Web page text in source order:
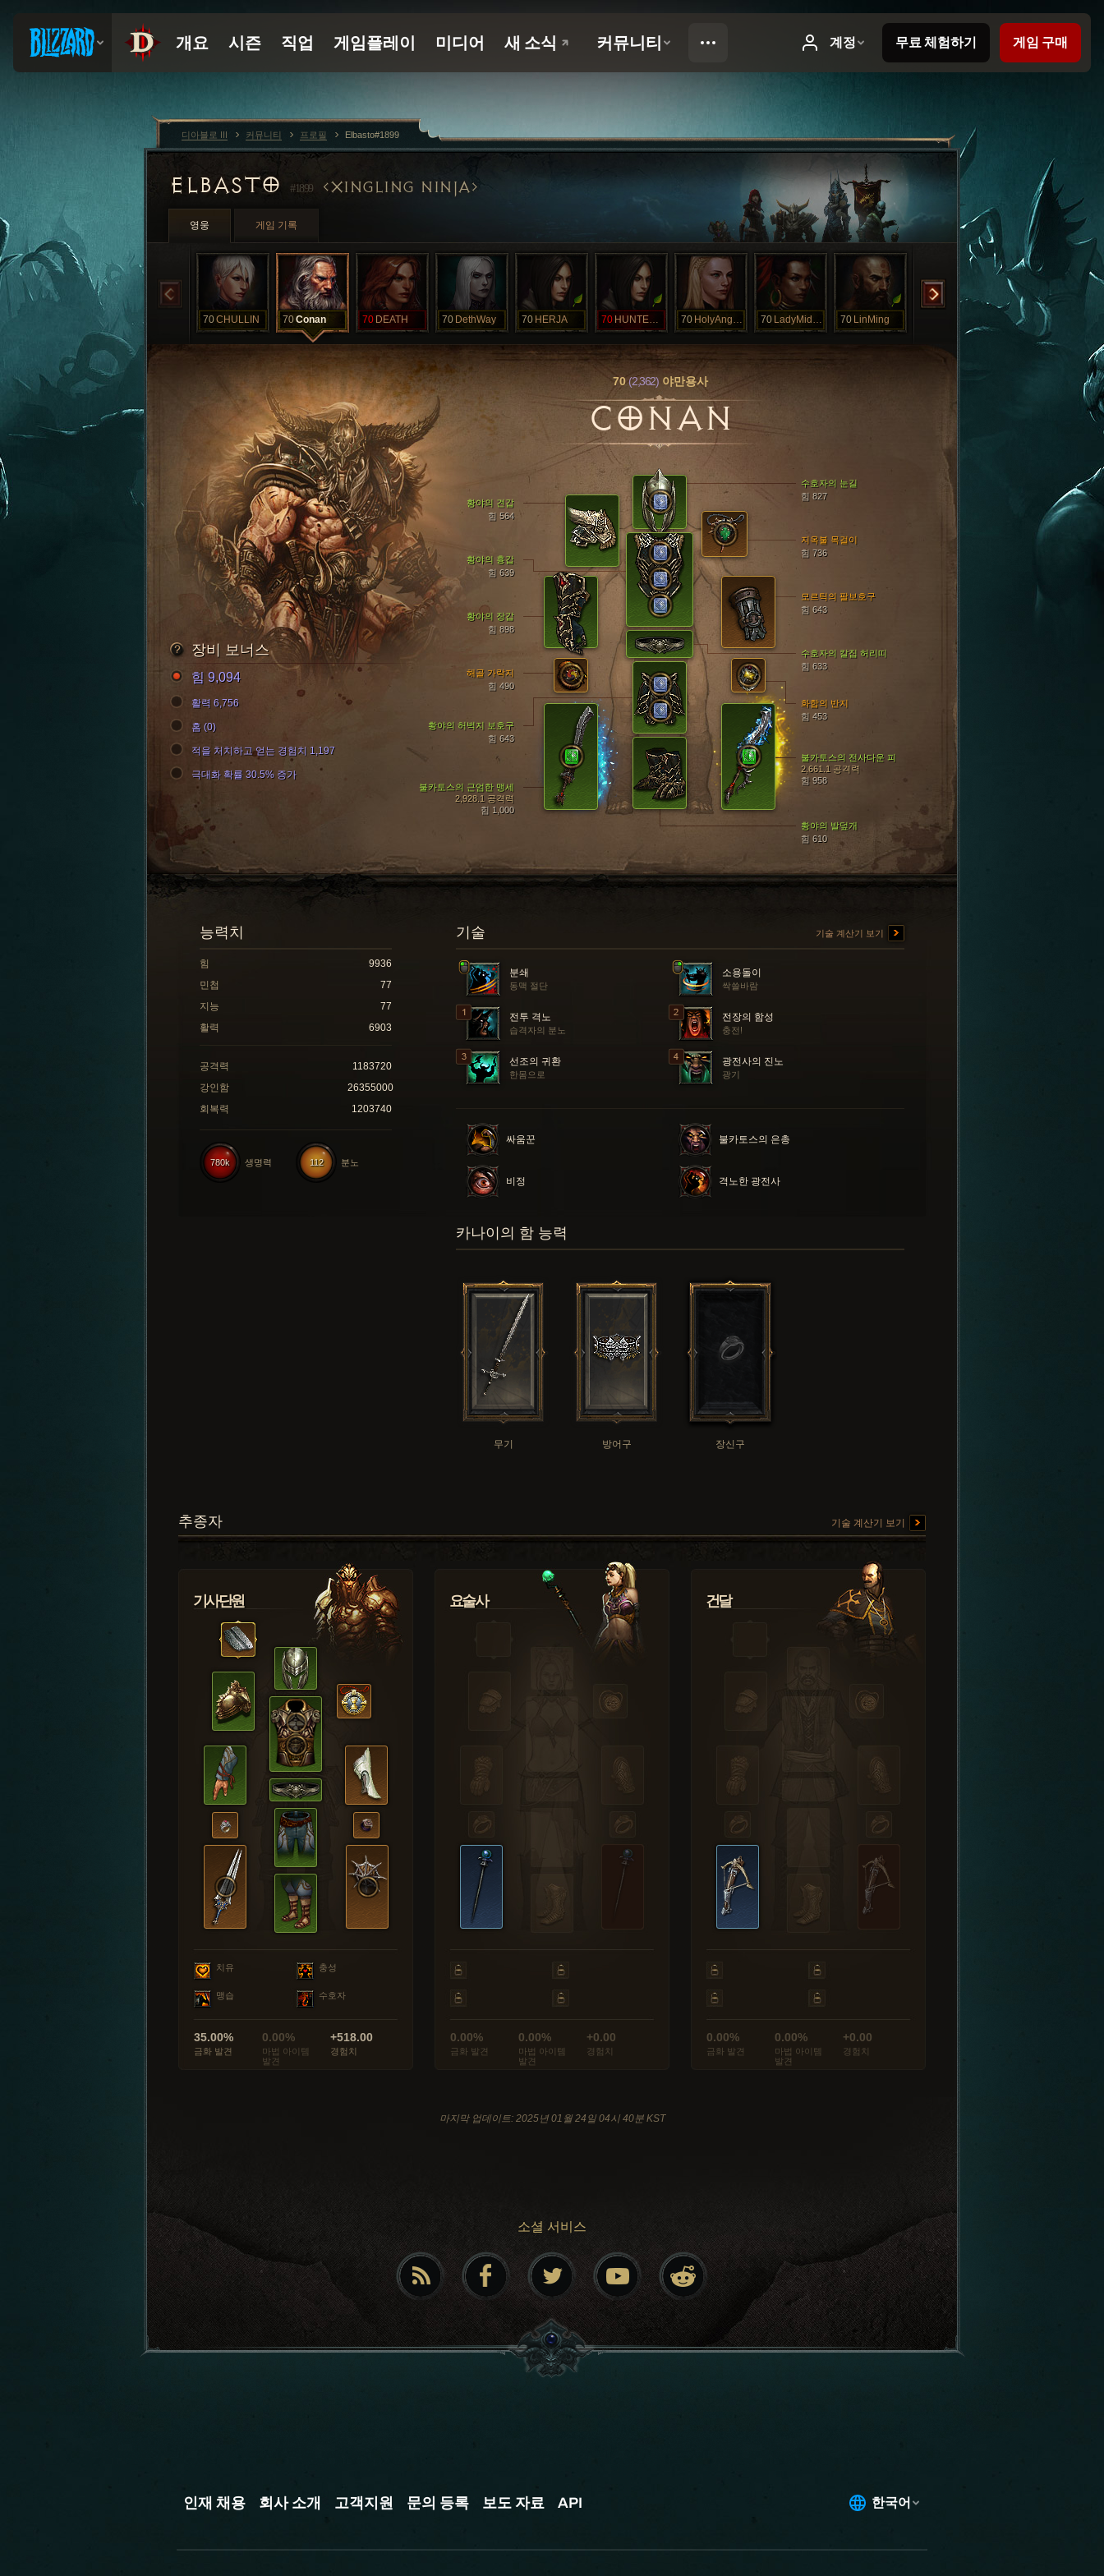
ELBASTO #1899 XINGLING NINJA
영웅 게임 기록
70CHULLIN 70Conan 70 DEATH 70 DethWay 70 HERJA 70 HUNTERGIRL 70 HolyAngelDea 70 LadyMidnight 70 LinMing 70 PapaMidnigth
70(2,362)야만용사
CONAN
수호자의 눈길
힘 827
황야의 흉갑
힘 639
황야의 발덮개
힘 610
황야의 장갑
힘 898
황야의 견갑
힘 564
황야의 허벅지 보호구
힘 643
모르틱의 팔보호구
힘 643
불카토스의 근엄한 맹세
2,928.1 공격력
힘 1,000
불카토스의 전사다운 피
2,661.1 공격력
힘 958
수호자의 칼집 허리띠
힘 633
화합의 반지
힘 453
해골 가락지
힘 490
지옥불 목걸이
힘 736
장비 보너스
힘 9,094
활력 6,756
홈 (0)
적을 처치하고 얻는 경험치 1,197
극대화 확률 30.5% 증가
기술 기술 계산기 보기
분쇄
동맥 절단
소용돌이
싹쓸바람
전투 격노
습격자의 분노
전장의 함성
충전!
선조의 귀환
한몸으로
광전사의 진노
광기
싸움꾼 불카토스의 은총
비정 격노한 광전사
능력치
힘
9936
민첩
77
지능
77
활력
6903
공격력
1183720
강인함
26355000
회복력
1203740
112 분노
780k 생명력
카나이의 함 능력
무기 방어구 장신구
추종자 기술 계산기 보기
기사단원
치유 충성
맹습 수호자
35.00%
금화 발견
0.00%
마법 아이템
발견
+518.00
경험치
요술사
0.00%
금화 발견
0.00%
마법 아이템
발견
+0.00
경험치
건달
0.00%
금화 발견
0.00%
마법 아이템
발견
+0.00
경험치
마지막 업데이트: 2025년 01월 24일 04시 40분 KST
소셜 서비스
디아블로 III 커뮤니티 프로필 Elbasto#1899